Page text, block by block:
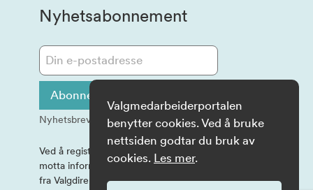
Nyhetsabonnement
Abonner på informasjon
Nyhetsbrev sendes ut på e-post
Ved å registrere e-postadressen, samtykker du til å
motta informasjon og eventuelle spørreundersøkelser
fra Valgdirektoratet på e-post.
Valgmedarbeiderportalen
benytter cookies. Ved å bruke
nettsiden godtar du bruk av
cookies. Les mer.